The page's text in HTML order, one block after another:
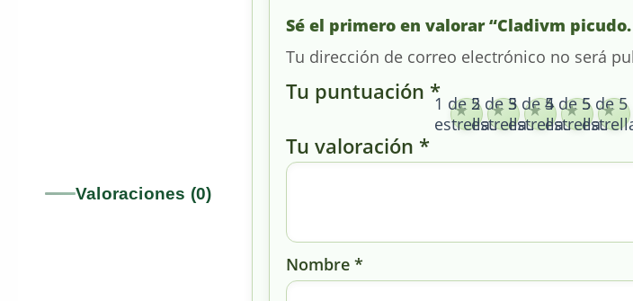
Valoraciones (0)
Sé el primero en valorar “Cladivm
Tu dirección de correo electrónico no será
Tu puntuación *1 de 5
estrellas
2 de 5
estrellas
3 de 5
estrellas
4 de 5
estrellas
5 de 5
Tu valoración *
Nombre *